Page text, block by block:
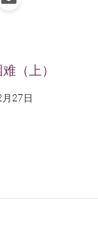
（上）
27日